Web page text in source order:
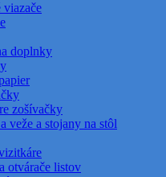
viazače
doplnky
zošívačky
veže a stojany na stôl
otvárače listov